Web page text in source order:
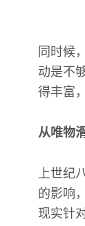
同时候
动是不
得丰富
从唯物
上世纪
的影响
现实针